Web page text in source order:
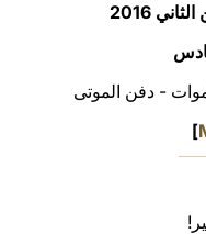
- دفن الموتى
]